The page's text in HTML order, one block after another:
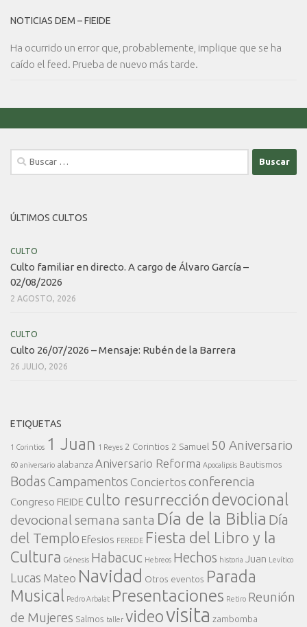
NOTICIAS DEM – FIEIDE
Ha ocurrido un error que, probablemente, implique que se ha
caído el feed. Prueba de nuevo más tarde.
Buscar:
ÚLTIMOS CULTOS
CULTO
Culto familiar en directo. A cargo de Álvaro García –
02/08/2026
2 AGOSTO, 2026
CULTO
Culto 26/07/2026 – Mensaje: Rubén de la Barrera
26 JULIO, 2026
ETIQUETAS
1 Corintios 1 Juan 1 Reyes 2 Corintios 2 Samuel 50 Aniversario
60 aniversario alabanza Aniversario Reforma Apocalipsis Bautismos
Bodas Campamentos Conciertos conferencia
Congreso FIEIDE culto resurrección devocional
devocional semana santa Día de la Biblia Día
del Templo Efesios FEREDE Fiesta del Libro y la
Cultura Génesis Habacuc Hebreos Hechos historia Juan Levítico
Lucas Mateo Navidad Otros eventos Parada
Musical
Pedro Arbalat Presentaciones Retiro Reunión
de Mujeres Salmos taller videovisita zambomba